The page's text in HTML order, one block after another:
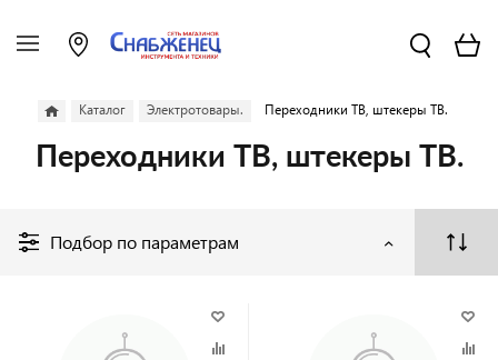
Каталог Электротовары. Переходники ТВ, штекеры ТВ.
Переходники ТВ, штекеры ТВ.
Подбор по параметрам